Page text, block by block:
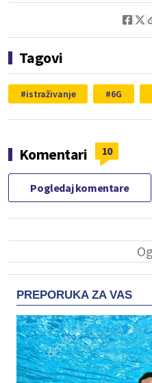
Tagovi
istraživanje 6G
Komentari 10
Pogledaj komentare
PREPORUKA ZA VAS